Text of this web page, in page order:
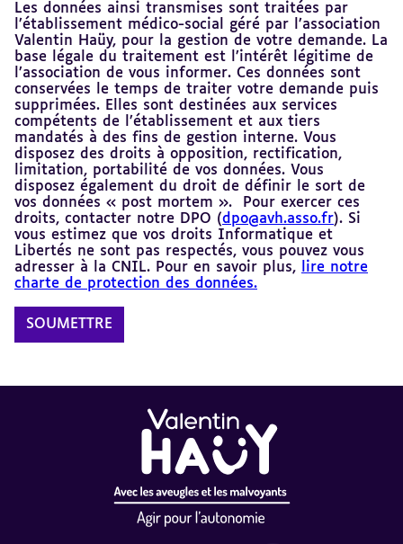
Les données ainsi transmises sont traitées par
l’établissement médico-social géré par l’association
Valentin Haüy, pour la gestion de votre demande. La
base légale du traitement est l’intérêt légitime de
l’association de vous informer. Ces données sont
conservées le temps de traiter votre demande puis
supprimées. Elles sont destinées aux services
compétents de l’établissement et aux tiers
mandatés à des fins de gestion interne. Vous
disposez des droits à opposition, rectification,
limitation, portabilité de vos données. Vous
disposez également du droit de définir le sort de
vos données « post mortem ». Pour exercer ces
droits, contacter notre DPO (dpo@avh.asso.fr). Si
vous estimez que vos droits Informatique et
Libertés ne sont pas respectés, vous pouvez vous
adresser à la CNIL. Pour en savoir plus,
lire notre
charte de protection des données.